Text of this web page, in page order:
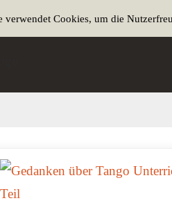
verwendet Cookies, um die